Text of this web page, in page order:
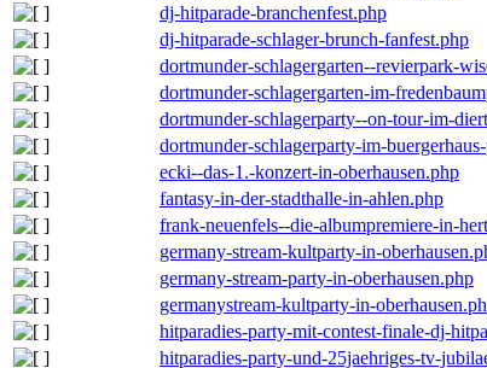
dj-hitparade-branchenfest.php
dj-hitparade-schlager-brunch-fanfest.php
dortmunder-schlagergarten--revierpark-
dortmunder-schlagergarten-im-
dortmunder-schlagerparty--on-tour-im-
dortmunder-schlagerparty-im-
ecki--das-1.-konzert-in-oberhausen.php
fantasy-in-der-stadthalle-in-ahlen.php
frank-neuenfels--die-albumpremiere-in-
germany-stream-kultparty-in-
germany-stream-party-in-oberhausen.php
germanystream-kultparty-in-
hitparadies-party-mit-contest-finale-dj-
hitparadies-party-und-25jaehriges-tv-